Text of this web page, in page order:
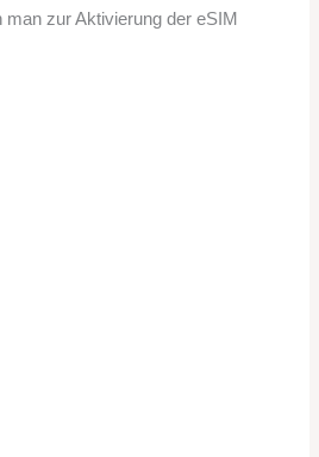
man zur Aktivierung der eSIM